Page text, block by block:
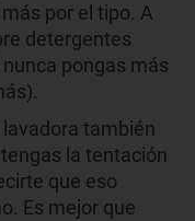
por el tipo. A
detergentes
pongas más
lavadora también
la tentación
que eso
Es mejor que